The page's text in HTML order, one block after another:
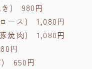
) 980円
ース) 1,080円
焼肉) 1,080円
円
) 650円